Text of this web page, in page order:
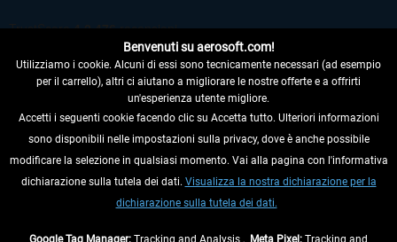
RECEDERE DAL CONTRATTO
INFORMAZIONI
Benvenuti su aerosoft.com!
Utilizziamo i cookie. Alcuni di essi sono tecnicamente necessari (ad esempio
per il carrello), altri ci aiutano a migliorare le nostre offerte e a offrirti
un'esperienza utente migliore.
Accetti i seguenti cookie facendo clic su Accetta tutto. Ulteriori informazioni
sono disponibili nelle impostazioni sulla privacy, dove è anche possibile
modificare la selezione in qualsiasi momento. Vai alla pagina con l'informativa
dichiarazione sulla tutela dei dati. Visualizza la nostra dichiarazione per la
dichiarazione sulla tutela dei dati.
Google Tag Manager: Tracking and Analysis , Meta Pixel: Tracking and